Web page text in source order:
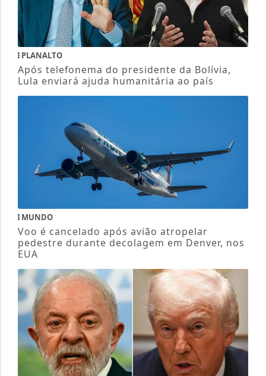
PLANALTO
Após telefonema do presidente da Bolívia,
Lula enviará ajuda humanitária ao país
MUNDO
Voo é cancelado após avião atropelar
pedestre durante decolagem em Denver, nos
EUA